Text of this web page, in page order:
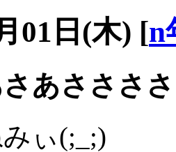
01日(木) [n
あさささ
ぃ(;_;)